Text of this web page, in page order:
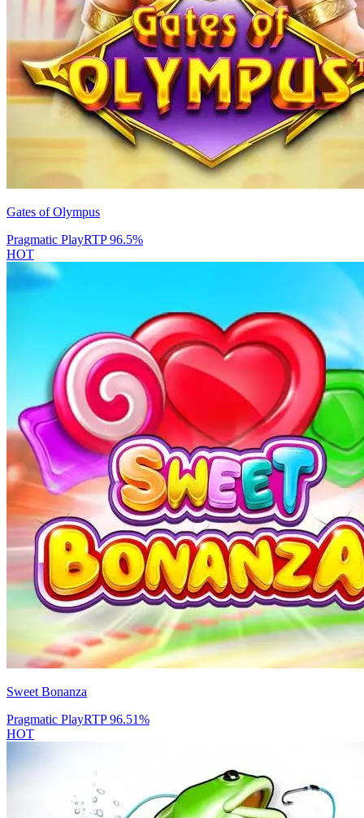
Gates of Olympus
Pragmatic PlayRTP96.5%
HOT
Sweet Bonanza
Pragmatic PlayRTP96.51%
HOT